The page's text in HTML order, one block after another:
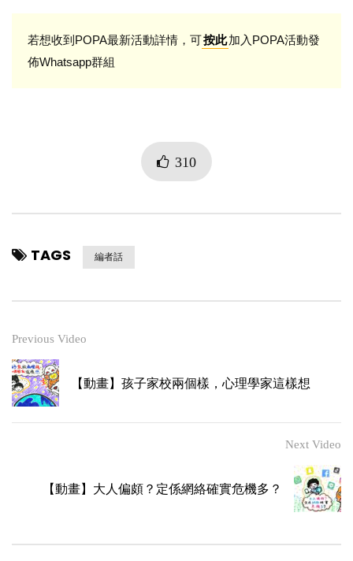
若想收到POPA最新活動詳情，可按此加入POPA活動發
佈Whatsapp群組
310
TAGS 編者話
Previous Video
【動畫】孩子家校兩個樣，心理學家這樣想
Next Video
【動畫】大人偏頗？定係網絡確實危機多？